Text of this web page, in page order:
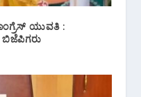
ಯುವತಿ :